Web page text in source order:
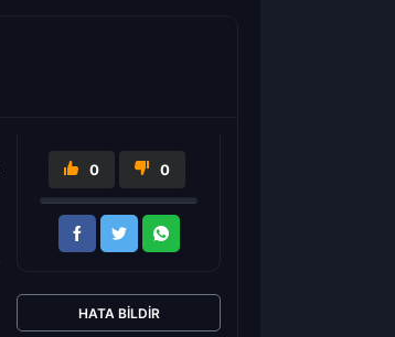
0 0
HATA BILDIR